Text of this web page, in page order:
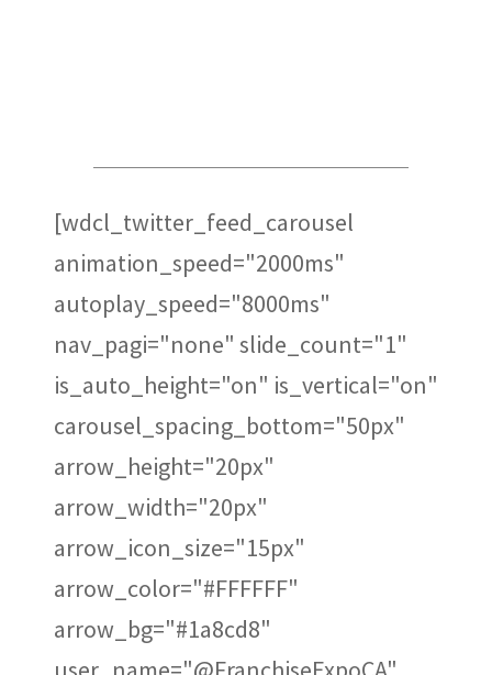
[wdcl_twitter_feed_carousel
animation_speed="2000ms"
autoplay_speed="8000ms"
nav_pagi="none" slide_count="1"
is_auto_height="on" is_vertical="on"
carousel_spacing_bottom="50px"
arrow_height="20px"
arrow_width="20px"
arrow_icon_size="15px"
arrow_color="#FFFFFF"
arrow_bg="#1a8cd8"